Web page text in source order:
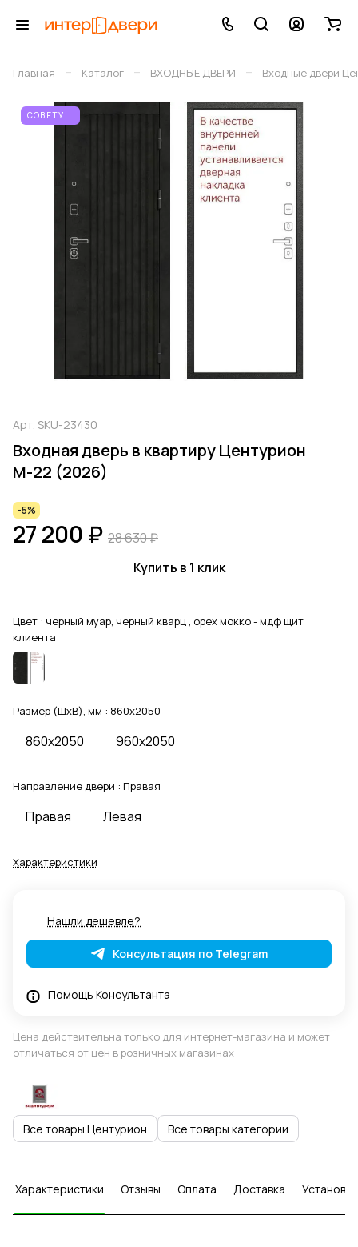
Главная – Каталог – ВХОДНЫЕ ДВЕРИ – Входные двери
СОВЕТУЕМ
Арт. SKU-23430
Входная дверь в квартиру Центурион
М-22 (2026)
-5%
27 200 ₽ 28 630 ₽
Купить в 1 клик
Цвет : черный муар, черный кварц , орех мокко - мдф щит
клиента
Размер (ШхВ), мм : 860x2050
860x2050 960x2050
Направление двери : Правая
Правая Левая
Характеристики
Нашли дешевле?
Консультация по Telegram
Помощь Консультанта
Цена действительна только для интернет-магазина и может
отличаться от цен в розничных магазинах
Все товары Центурион Все товары категории
Характеристики Отзывы Оплата Доставка Установка